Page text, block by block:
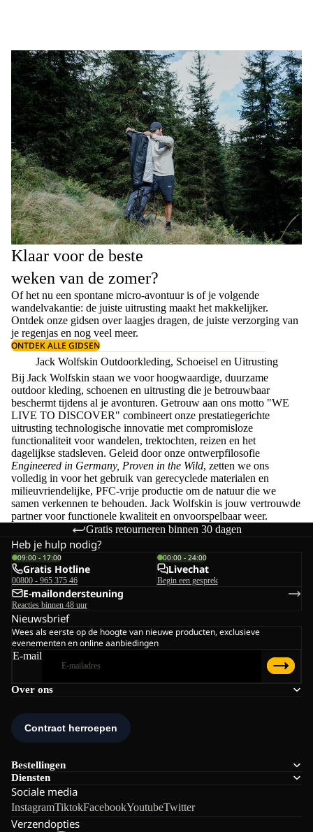
Klaar voor de beste
weken van de zomer?
Of het nu een spontane micro-avontuur is of je volgende
wandelvakantie: de juiste uitrusting maakt het makkelijker.
Ontdek onze gidsen overlaagjes dragen, de juiste verzorging van
je regenjas en nog veel meer.
ONTDEK ALLE GIDSEN
Jack Wolfskin Outdoorkleding, Schoeisel en Uitrusting
Bij Jack Wolfskin staan we voor hoogwaardige, duurzame
outdoor kleding, schoenen en uitrusting die je betrouwbaar
beschermt tijdens al je avonturen. Getrouw aan ons motto "WE
LIVE TO DISCOVER" combineert onze prestatiegerichte
uitrusting technologische innovatie met compromisloze
functionaliteit voor wandelen, trektochten, reizen en het
dagelijkse stadsleven. Geleid door onze ontwerpfilosofie
Engineered in Germany, Proven in the Wild, zetten we ons
volledig in voor het gebruik van gerecyclede materialen en
milieuvriendelijke, PFC-vrije productie om de natuur die we
samen verkennen te behouden. Jack Wolfskin is jouw vertrouwde
partner voor functionele kwaliteit en onvoorspelbaar weer.
Gratis retourneren binnen 30 dagen
Over ons
Bestellingen
Diensten
Sociale media
InstagramTiktokFacebookYoutubeTwitter
Verzendopties
Heb je hulp nodig?
09:00 - 17:00
Gratis Hotline
00800 - 965 375 46
00:00 - 24:00
Livechat
Begin een gesprek
E-mailondersteuning
Reacties binnen 48 uur
Nieuwsbrief
Wees als eerste op de hoogte van nieuwe producten, exclusieve
evenementen en online aanbiedingen
E-mail